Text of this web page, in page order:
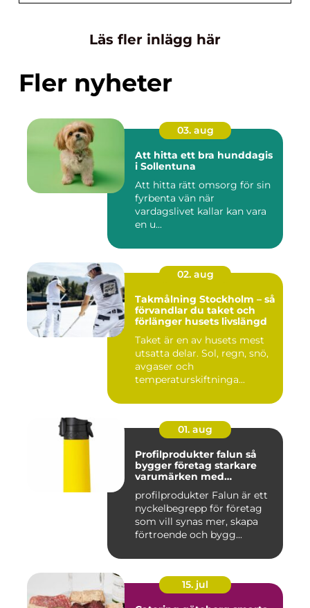
Läs fler inlägg här
Fler nyheter
03. aug
Att hitta ett bra hunddagis
i Sollentuna
Att hitta rätt omsorg för sin
fyrbenta vän när
vardagslivet kallar kan vara
en u...
02. aug
Takmålning Stockholm – så
förvandlar du taket och
förlänger husets livslängd
Taket är en av husets mest
utsatta delar. Sol, regn, snö,
avgaser och
temperaturskiftninga...
01. aug
Profilprodukter falun så
bygger företag starkare
varumärken med
profilprodukter Falun är ett
nyckelbegrepp för företag
som vill synas mer, skapa
förtroende och bygg...
15. jul